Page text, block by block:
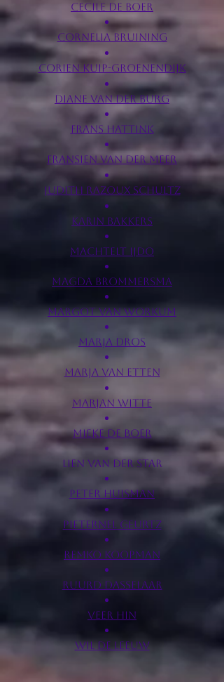
Cecile de Boer
Cornelia Bruining
Corien Kuip-Groenendijk
Diane van der Burg
Frans Hattink
Fransien van der Meer
Judith Razoux Schultz
Karin Bakkers
Machtelt IJdo
Magda Brommersma
Margot van Workum
Marja Dros
Marja van Etten
Marjan Witte
Mieke de Boer
Lien van der star
Peter Huisman
Pieternel Geurtz
Remko Koopman
Ruurd Dasselaar
Veer Hin
Wil de Leeuw